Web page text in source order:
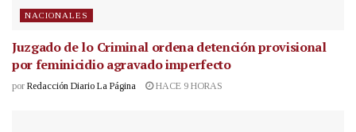
NACIONALES
Juzgado de lo Criminal ordena detención provisional
por feminicidio agravado imperfecto
por Redacción Diario La Página HACE 9 HORAS